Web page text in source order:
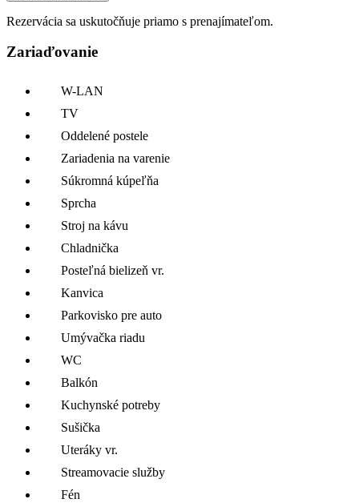
Rezervácia sa uskutočňuje priamo s prenajímateľom.
Zariaďovanie
W-LAN
TV
Oddelené postele
Zariadenia na varenie
Súkromná kúpeľňa
Sprcha
Stroj na kávu
Chladnička
Posteľná bielizeň vr.
Kanvica
Parkovisko pre auto
Umývačka riadu
WC
Balkón
Kuchynské potreby
Sušička
Uteráky vr.
Streamovacie služby
Fén